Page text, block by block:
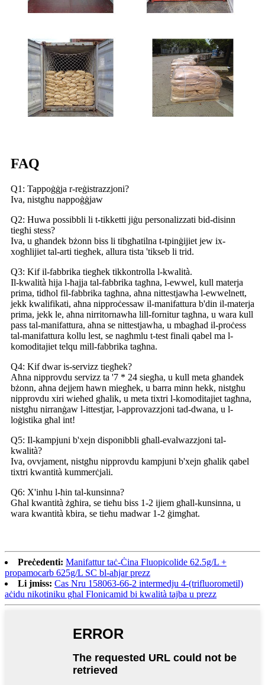
FAQ
Q1: Tappoġġja r-reġistrazzjoni?
Iva, nistgħu nappoġġjaw
Q2: Huwa possibbli li t-tikketti jiġu personalizzati bid-disinn
tiegħi stess?
Iva, u għandek bżonn biss li tibgħatilna t-tpinġijiet jew ix-
xogħlijiet tal-arti tiegħek, allura tista 'tikseb li trid.
Q3: Kif il-fabbrika tiegħek tikkontrolla l-kwalità.
Il-kwalità hija l-ħajja tal-fabbrika tagħna, l-ewwel, kull materja
prima, tidħol fil-fabbrika tagħna, aħna nittestjawha l-ewwelnett,
jekk kwalifikati, aħna nipproċessaw il-manifattura b'din il-materja
prima, jekk le, aħna nirritornawha lill-fornitur tagħna, u wara kull
pass tal-manifattura, aħna se nittestjawha, u mbagħad il-proċess
tal-manifattura kollu lest, se nagħmlu t-test finali qabel ma l-
komoditajiet telqu mill-fabbrika tagħna.
Q4: Kif dwar is-servizz tiegħek?
Aħna nipprovdu servizz ta '7 * 24 siegħa, u kull meta għandek
bżonn, aħna dejjem hawn miegħek, u barra minn hekk, nistgħu
nipprovdu xiri wieħed għalik, u meta tixtri l-komoditajiet tagħna,
nistgħu nirranġaw l-ittestjar, l-approvazzjoni tad-dwana, u l-
loġistika għal int!
Q5: Il-kampjuni b'xejn disponibbli għall-evalwazzjoni tal-
kwalità?
Iva, ovvjament, nistgħu nipprovdu kampjuni b'xejn għalik qabel
tixtri kwantità kummerċjali.
Q6: X'inhu l-ħin tal-kunsinna?
Għal kwantità żgħira, se tieħu biss 1-2 ijiem għall-kunsinna, u
wara kwantità kbira, se tieħu madwar 1-2 ġimgħat.
Preċedenti: Manifattur taċ-Ċina Fluopicolide 62.5g/L +
propamocarb 625g/L SC bl-aħjar prezz
Li jmiss: Cas Nru 158063-66-2 intermedju 4-(trifluorometil)
aċidu nikotiniku għal Flonicamid bi kwalità tajba u prezz